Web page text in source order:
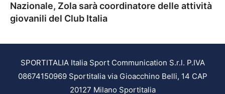
Nazionale, Zola sarà coordinatore delle attività
giovanili del Club Italia
SPORTITALIA Italia Sport Communication S.r.l. P.IVA
08674150969 Sportitalia via Gioacchino Belli, 14 CAP
20127 Milano Sportitalia